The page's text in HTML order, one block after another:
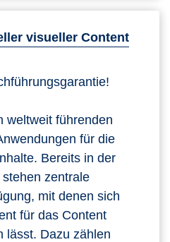
visueller Content
weltweit führenden
für die
Bereits in der
zentrale
mit denen sich
für das Content
lässt. Dazu zählen